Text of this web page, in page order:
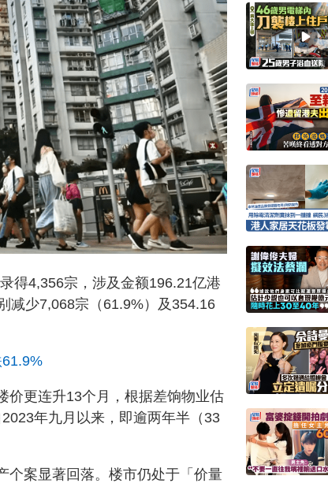
得4,356宗，涉及金额196.21亿港
减少7,068宗（61.9%）及354.16
价更连升13个月，根据差饷物业估
年九月以来，即逾两年半（33
个案显著回落。楼市仍处于「价量